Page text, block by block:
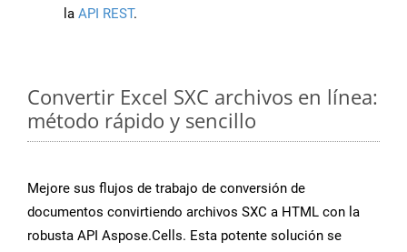
la API REST.
Convertir Excel SXC archivos en línea:
método rápido y sencillo
Mejore sus flujos de trabajo de conversión de
documentos convirtiendo archivos SXC a HTML con la
robusta API Aspose.Cells. Esta potente solución se